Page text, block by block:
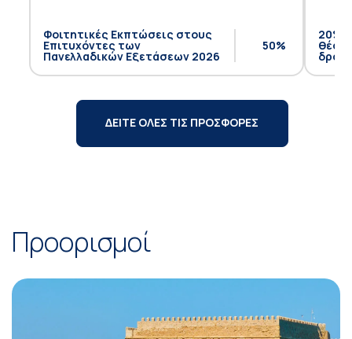
Φοιτητικές Εκπτώσεις στους
Επιτυχόντες των
Πανελλαδικών Εξετάσεων 2026
50%
20%
θέση
ΔΕΙΤΕ ΟΛΕΣ ΤΙΣ ΠΡΟΣΦΟΡΕΣ
Προορισμοί